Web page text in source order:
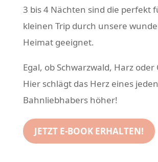
3 bis 4 Nächten sind die perfekt
kleinen Trip durch unsere
Heimat geeignet.
Egal, ob Schwarzwald, Harz oder
Hier schlägt das Herz eines jeden
Bahnliebhabers höher!
JETZT E-BOOK ERHALTEN!